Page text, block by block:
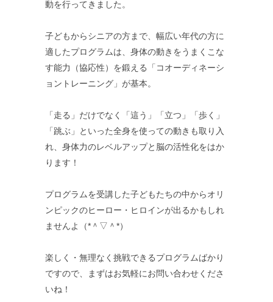
動を行ってきました。
子どもからシニアの方まで、幅広い年代の方に
適したプログラムは、身体の動きをうまくこな
す能力（協応性）を鍛える「コオーディネーシ
ョントレーニング」が基本。
「走る」だけでなく「這う」「立つ」「歩く」
「跳ぶ」といった全身を使っての動きも取り入
れ、身体力のレベルアップと脳の活性化をはか
ります！
プログラムを受講した子どもたちの中からオリ
ンピックのヒーロー・ヒロインが出るかもしれ
ませんよ（*＾▽＾*）
楽しく・無理なく挑戦できるプログラムばかり
ですので、まずはお気軽にお問い合わせくださ
いね！